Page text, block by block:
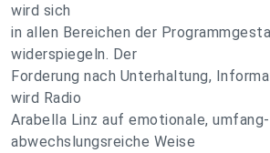
wird sich
in allen Bereichen der
widerspiegeln. Der
Forderung nach Unterhaltung,
wird Radio
Arabella Linz auf emotionale,
abwechslungsreiche Weise